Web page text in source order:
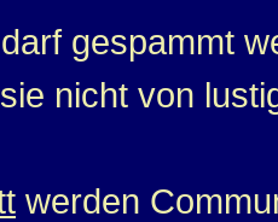
darf gespammt
nicht von
werden